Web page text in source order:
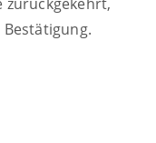
zurückgekehrt,